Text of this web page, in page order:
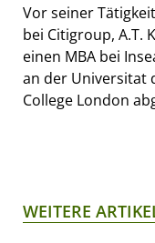
Vor seiner
bei Citigroup, A.T.
einen MBA bei
an der Universitat
College London
WEITERE